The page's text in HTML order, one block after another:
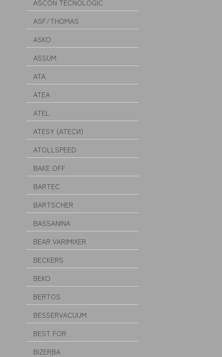
ASCON TECNOLOGIC
ASF/THOMAS
ASKO
ASSUM
ATA
ATEA
ATEL
ATESY (АТЕСИ)
ATOLLSPEED
BAKE OFF
BARTEC
BARTSCHER
BASSANINA
BEAR VARIMIXER
BECKERS
BEKO
BERTOS
BESSERVACUUM
BEST FOR
BIZERBA